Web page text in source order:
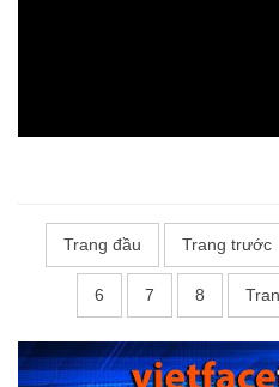
Trang đầu Trang trước
6 7 8